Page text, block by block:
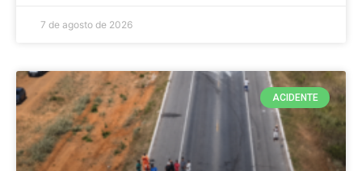
7 de agosto de 2026
ACIDENTE